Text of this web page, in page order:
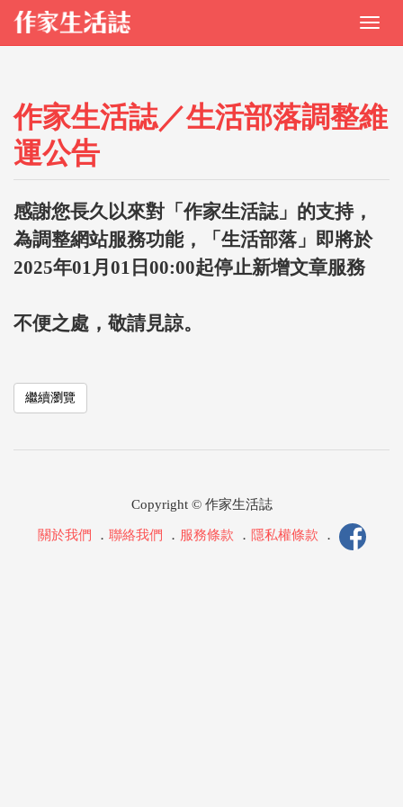
作家生活誌／生活部落調整維
運公告
感謝您長久以來對「作家生活誌」的支持，
為調整網站服務功能，「生活部落」即將於
2025年01月01日00:00起停止新增文章服務
不便之處，敬請見諒。
繼續瀏覽
Copyright © 作家生活誌
關於我們 ． 聯絡我們 ． 服務條款 ． 隱私權條款 ．